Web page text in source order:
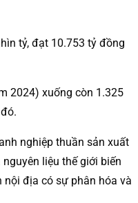
tỷ, đạt 10.753 tỷ đồng
2024) xuống còn 1.325
nghiệp thuần sản xuất
liệu thế giới biến
nội địa có sự phân hóa và